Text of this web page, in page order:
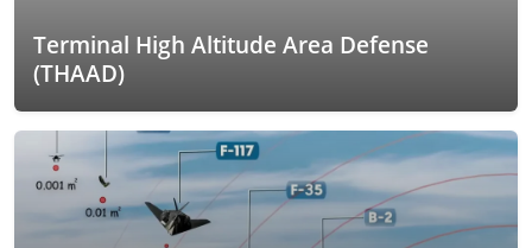
Terminal High Altitude Area Defense
(THAAD)